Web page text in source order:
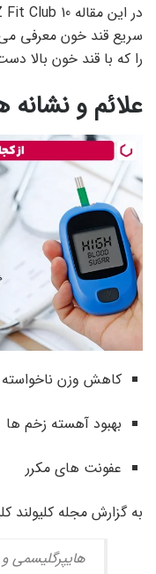
سریع قند خون معرفی
را که با قند خون بالا
علائم و نشانه
کاهش وزن ناخواسته
بهبود آهسته زخم ها
عفونت های مکرر
به گزارش مجله کلیولند
هایپرگلیسمی